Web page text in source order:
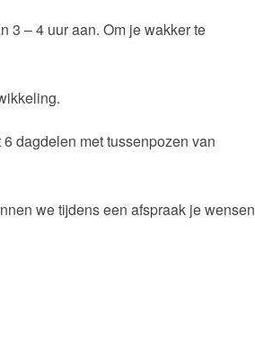
3 – 4 uur aan. Om je wakker te
dagdelen met tussenpozen van
we tijdens een afspraak je wensen